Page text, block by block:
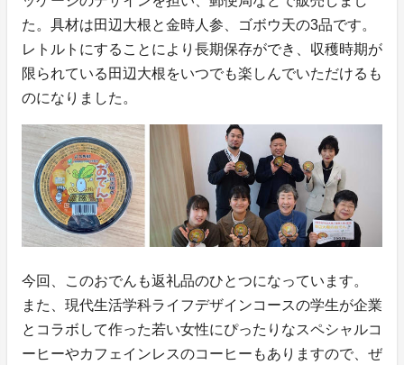
た。具材は田辺大根と金時人参、ゴボウ天の3品です。
レトルトにすることにより長期保存ができ、収穫時期が
限られている田辺大根をいつでも楽しんでいただけるも
のになりました。
今回、このおでんも返礼品のひとつになっています。
また、現代生活学科ライフデザインコースの学生が企業
とコラボして作った若い女性にぴったりなスペシャルコ
ーヒーやカフェインレスのコーヒーもありますので、ぜ